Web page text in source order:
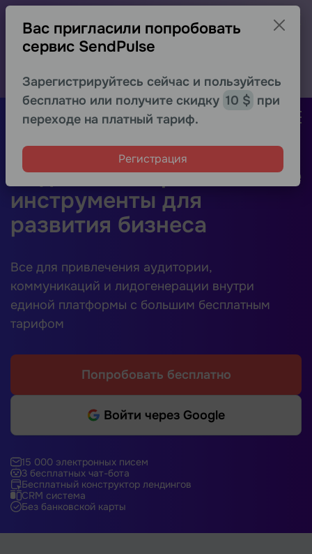
пользователей
Протестируйте расширенные возможности любого
сервиса выгоднее
Получить скидку
Регистрация
Вас пригласили попробовать
сервис SendPulse
Зарегистрируйтесь сейчас и пользуйтесь
бесплатно или получите скидку 10 $ при
переходе на платный тариф.
Регистрация
Надежные маркетинговые
инструменты для
развития бизнеса
Все для привлечения аудитории,
коммуникаций и лидогенерации внутри
единой платформы с большим бесплатным
тарифом
Попробовать бесплатно
Войти через Google
15 000 электронных писем
3 бесплатных чат-бота
Бесплатный конструктор лендингов
CRM система
Без банковской карты